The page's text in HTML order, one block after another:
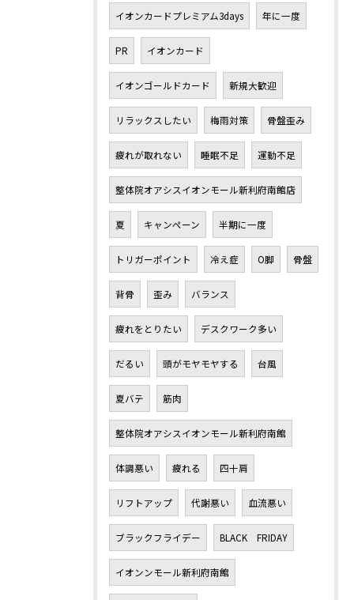
イオンカードプレミアム3days 年に一度
PR イオンカード
イオンゴールドカード 新規大歓迎
リラックスしたい 梅雨対策 骨盤歪み
疲れが取れない 睡眠不足 運動不足
整体院オアシスイオンモール新利府南館店
夏 キャンペーン 半期に一度
トリガーポイント 冷え症 O脚 骨盤
背骨 歪み バランス
疲れをとりたい デスクワーク多い
だるい 頭がモヤモヤする 台風
夏バテ 筋肉
整体院オアシスイオンモール新利府南館
体調悪い 疲れる 四十肩
リフトアップ 代謝悪い 血流悪い
ブラックフライデー BLACK FRIDAY
イオンンモール新利府南館